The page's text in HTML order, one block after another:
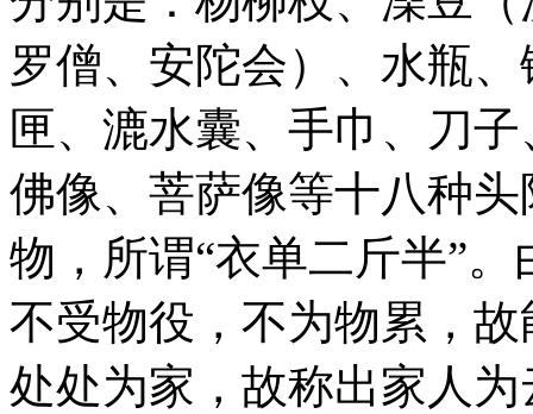
罗僧、安陀会）、水瓶
匣、漉水囊、手巾、刀
佛像、菩萨像等十八种
物，所谓“衣单二斤半”。
不受物役，不为物累，
处处为家，故称出家人